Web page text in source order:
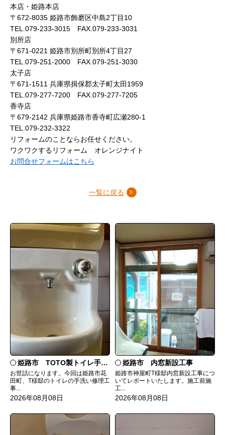
本店・姫路本店
〒672-8035 姫路市飾磨区中島2丁目10
TEL.079-233-3015 FAX.079-233-3031
別所店
〒671-0221 姫路市別所町別所4丁目27
TEL.079-251-2000 FAX.079-251-3030
太子店
〒671-1511 兵庫県揖保郡太子町太田1959
TEL.079-277-7200 FAX.079-277-7205
香寺店
〒679-2142 兵庫県姫路市香寺町広瀬280-1
TEL.079-232-3322
リフォームのことならお任せください。
ワクワクするリフォーム オレンジナイト
お問合せフォームはこちら
一覧に戻る
姫路市 TOTO製トイレ手洗いの水漏れ修理
お世話になります。今回は姫路市花
田町、T様邸のトイレの手洗い修理工
事...
2026年08月08日
姫路市 内窓新設工事
姫路市神屋町T様邸内窓新設工事につ
いてレポートいたします。施工前施
工...
2026年08月08日